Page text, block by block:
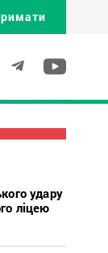
удару
ліцею